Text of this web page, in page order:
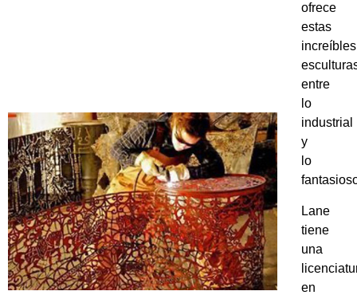
ofrece
estas
increíbles
entre
lo
industrial
y
lo
Lane
tiene
una
en